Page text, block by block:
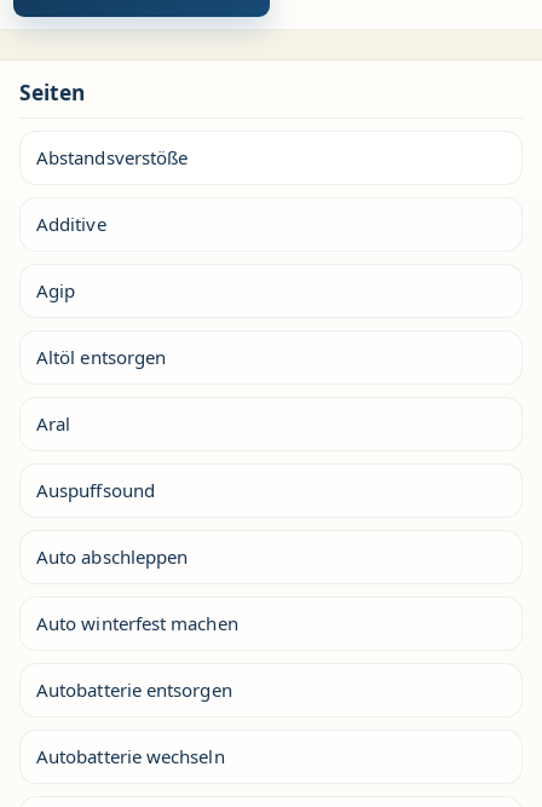
Seiten
Abstandsverstöße
Additive
Agip
Altöl entsorgen
Aral
Auspuffsound
Auto abschleppen
Auto winterfest machen
Autobatterie entsorgen
Autobatterie wechseln